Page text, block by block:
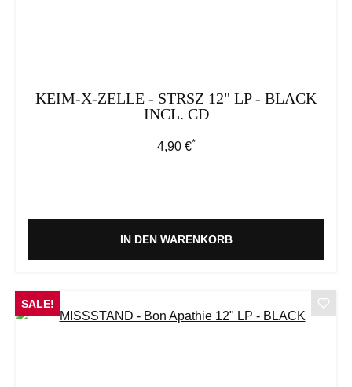
KEIM-X-ZELLE - STRSZ 12" LP - BLACK
INCL. CD
Regulärer Preis:
4,90 €*
IN DEN WARENKORB
SALE!